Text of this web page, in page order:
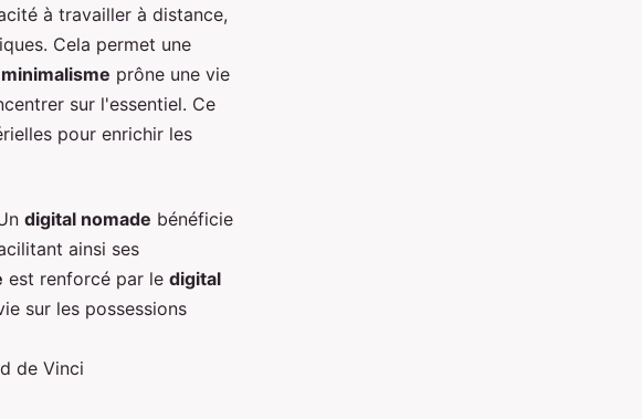
à travailler à distance,
Cela permet une
minimalisme prône une vie
sur l'essentiel. Ce
pour enrichir les
digital nomade bénéficie
ainsi ses
est renforcé par le digital
sur les possessions
de Vinci